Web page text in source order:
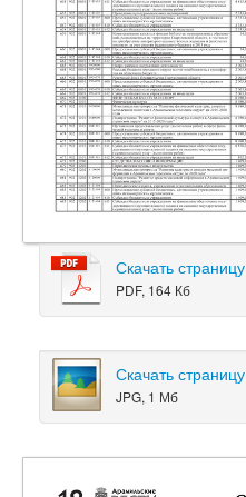
Скачать страницу
PDF, 164 Кб
Скачать страницу
JPG, 1 Мб